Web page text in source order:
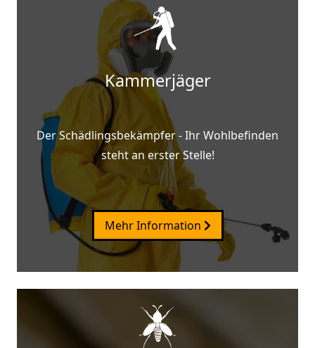
Kammerjäger
Der Schädlingsbekämpfer - Ihr Wohlbefinden
steht an erster Stelle!
Mehr Information